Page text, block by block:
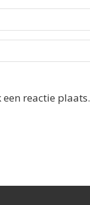
reactie plaats.